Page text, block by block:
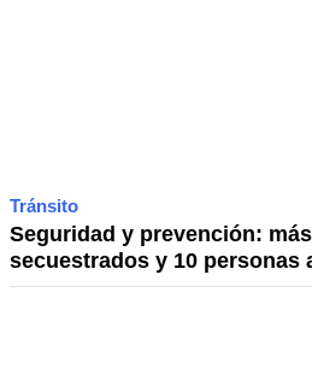
Tránsito
Seguridad y prevención:
secuestrados y 10 personas